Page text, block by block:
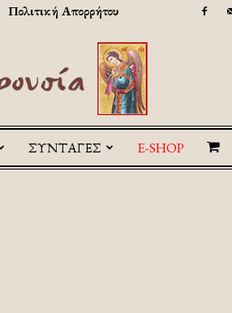
Πολιτική Απορρήτου
ΣΥΝΤΑΓΕΣ E-SHOP